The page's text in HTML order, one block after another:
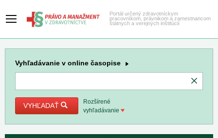
Portál určený zdravotníckym
pracovníkom, právnikom a zamestnancom
štátnych a verejných inštitúcií
Vyhľadávanie v online časopise
VYHĽADAŤ
Rozšírené
vyhľadávanie